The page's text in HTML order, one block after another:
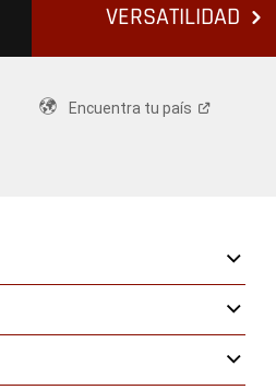
VERSATILIDAD
Encuentra tupaís